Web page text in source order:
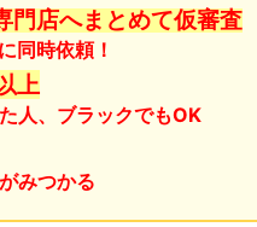
門店へまとめて仮審査
同時依頼！
上
人、ブラックでもOK
みつかる